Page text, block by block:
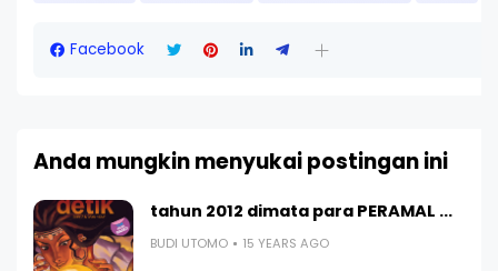
Facebook
Anda mungkin menyukai postingan ini
tahun 2012 dimata para PERAMAL ...
BUDI UTOMO 15 YEARS AGO